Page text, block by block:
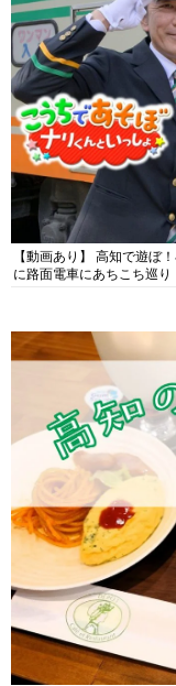
【動画あり】 高知で遊ぼ
に路面電車にあちこち巡り